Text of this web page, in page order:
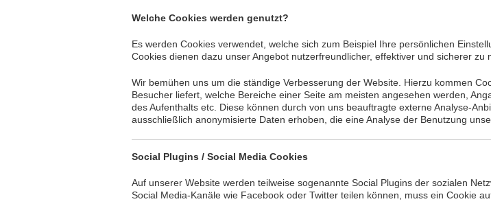
Welche Cookies werden genutzt?
Es werden Cookies verwendet, welche sich zum Beispiel Ihre persönlichen
Cookies dienen dazu unser Angebot nutzerfreundlicher, effektiver und sicherer zu
Wir bemühen uns um die ständige Verbesserung der Website. Hierzu kommen
Besucher liefert, welche Bereiche einer Seite am meisten angesehen werden,
des Aufenthalts etc. Diese können durch von uns beauftragte externe Analyse-
ausschließlich anonymisierte Daten erhoben, die eine Analyse der Benutzung
Social Plugins / Social Media Cookies
Auf unserer Website werden teilweise sogenannte Social Plugins der sozialen
Social Media-Kanäle wie Facebook oder Twitter teilen können, muss ein Cookie